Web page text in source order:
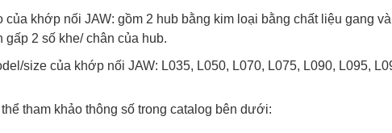
của khớp nối JAW: gồm 2 hub bằng kim loại bằng chất liệu gang
gấp 2 số khe/ chân của hub.
size của khớp nối JAW: L035, L050, L070, L075, L090, L095,
thể tham khảo thông số trong catalog bên dưới: